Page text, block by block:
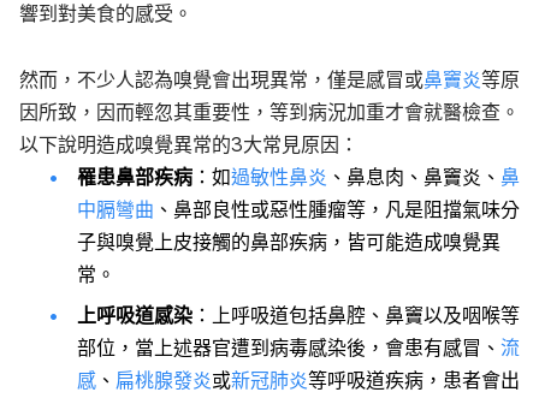
響到對美食的感受。
然而，不少人認為嗅覺會出現異常，僅是感冒或鼻竇炎等原
因所致，因而輕忽其重要性，等到病況加重才會就醫檢查。
以下說明造成嗅覺異常的3大常見原因：
罹患鼻部疾病 ：如過敏性鼻炎 、鼻息肉、鼻竇炎、 鼻
中膈彎曲 、鼻部良性或惡性腫瘤等，凡是阻擋氣味分
子與嗅覺上皮接觸的鼻部疾病，皆可能造成嗅覺異
常。
上呼吸道感染 ：上呼吸道包括鼻腔、鼻竇以及咽喉等
部位，當上述器官遭到病毒感染後，會患有感冒、 流
感 、 扁桃腺發炎或新冠肺炎等呼吸道疾病，患者會出